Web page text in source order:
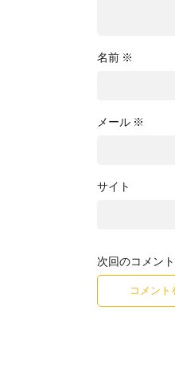
名前 ※
メール ※
サイト
次回のコメン